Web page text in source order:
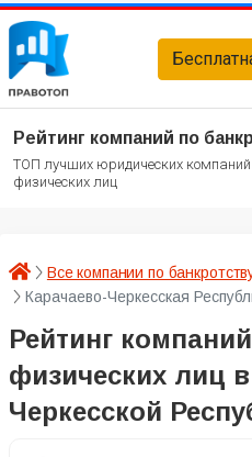
Рейтинг компаний по
ТОП лучших юридических компаний
физических лиц
Все компании по
Карачаево-Черкесская
Рейтинг
физических лиц
Черкесской